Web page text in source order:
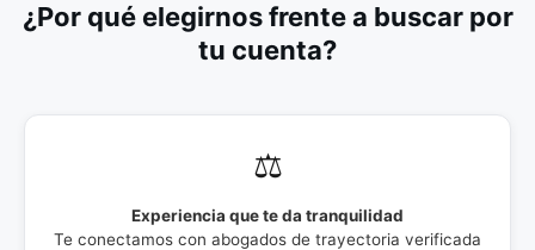
¿Por qué elegirnos frente a buscar por
tu cuenta?
⚖️
Experiencia que te da tranquilidad
Te conectamos con abogados de trayectoria verificada